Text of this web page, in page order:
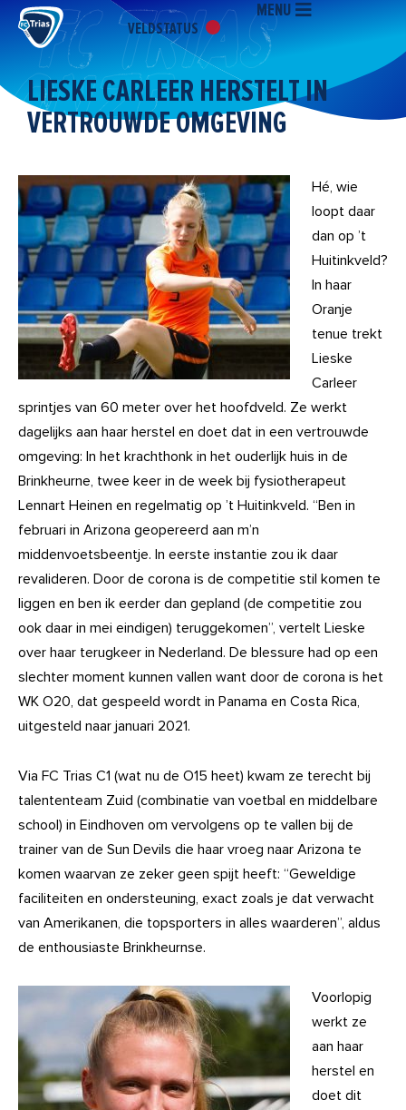
naar
inhoud
VELDSTATUS
MENU
LIESKE CARLEER HERSTELT IN
VERTROUWDE OMGEVING
Hé, wie
loopt daar
dan op ’t
Huitinkveld?
In haar
Oranje
tenue trekt
Lieske
Carleer
sprintjes van 60 meter over het hoofdveld. Ze werkt
dagelijks aan haar herstel en doet dat in een vertrouwde
omgeving: In het krachthonk in het ouderlijk huis in de
Brinkheurne, twee keer in de week bij fysiotherapeut
Lennart Heinen en regelmatig op ’t Huitinkveld. “Ben in
februari in Arizona geopereerd aan m’n
middenvoetsbeentje. In eerste instantie zou ik daar
revalideren. Door de corona is de competitie stil komen te
liggen en ben ik eerder dan gepland (de competitie zou
ook daar in mei eindigen) teruggekomen”, vertelt Lieske
over haar terugkeer in Nederland. De blessure had op een
slechter moment kunnen vallen want door de corona is het
WK O20, dat gespeeld wordt in Panama en Costa Rica,
uitgesteld naar januari 2021.
Via FC Trias C1 (wat nu de O15 heet) kwam ze terecht bij
talententeam Zuid (combinatie van voetbal en middelbare
school) in Eindhoven om vervolgens op te vallen bij de
trainer van de Sun Devils die haar vroeg naar Arizona te
komen waarvan ze zeker geen spijt heeft: “Geweldige
faciliteiten en ondersteuning, exact zoals je dat verwacht
van Amerikanen, die topsporters in alles waarderen”, aldus
de enthousiaste Brinkheurnse.
Voorlopig
werkt ze
aan haar
herstel en
doet dit